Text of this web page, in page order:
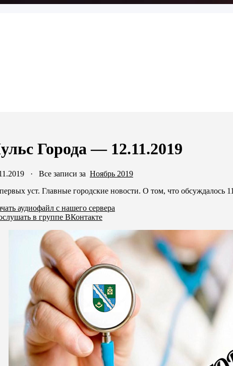
Города — 12.11.2019
· Все записи за Ноябрь 2019
уст. Главные городские новости. О том, что обсуждалось
аудиофайл с нашего сервера
в группе ВКонтакте